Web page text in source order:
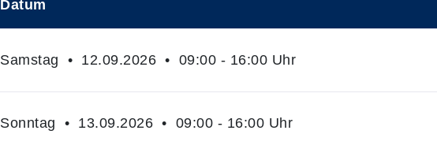
Datum
Samstag • 12.09.2026 • 09:00 - 16:00 Uhr
Sonntag • 13.09.2026 • 09:00 - 16:00 Uhr